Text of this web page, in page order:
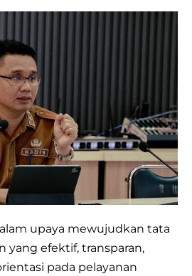
upaya mewujudkan tata
yang efektif, transparan,
pada pelayanan